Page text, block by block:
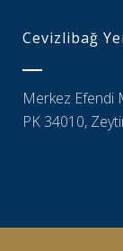
Cevizlibağ
Merkez Efendi
PK 34010,